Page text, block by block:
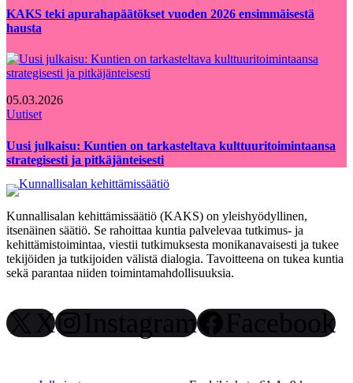
KAKS teki apurahapäätökset vuoden 2026 ensimmäisestä
hausta
05.03.2026
Uutiset
Uusi julkaisu: Kuntien on tarkasteltava kulttuuritoimintaansa
strategisesti ja pitkäjänteisesti
Kunnallisalan kehittämissäätiö (KAKS) on yleishyödyllinen,
itsenäinen säätiö. Se rahoittaa kuntia palvelevaa tutkimus- ja
kehittämistoimintaa, viestii tutkimuksesta monikanavaisesti ja tukee
tekijöiden ja tutkijoiden välistä dialogia. Tavoitteena on tukea kuntia
sekä parantaa niiden toimintamahdollisuuksia.
X Instagram Facebook